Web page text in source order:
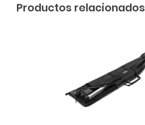
Productos relacionados